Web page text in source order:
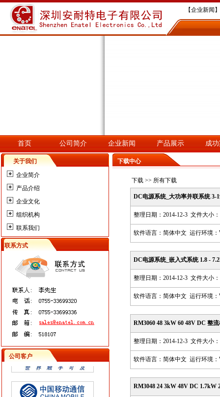
【企业新闻
【企业新闻
【企业新闻
首页 公司简介 企业新闻 产品展示 成
关于我们
企业简介
产品介绍
企业文化
组织机构
联系我们
联系方式
公司客户
下载中心
下载>> 所有下载
DC电源系统_大功率并联系统 3-
整理日期：2014-12-3 文件大小
软件语言：简体中文 运行环境：
DC电源系统_嵌入式系统 1.8 -
整理日期：2014-12-3 文件大小
软件语言：简体中文 运行环境：
RM3060 48 3kW 60 48V DC 整
整理日期：2014-12-3 文件大小
软件语言：简体中文 运行环境：
RM3048 24 3kW 48V DC 1.7kW